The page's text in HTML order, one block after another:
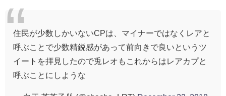
住民が少数しかいないCPは、マイナーではなくレアと
呼ぶことで少数精鋭感があって前向きで良いというツ
イートを拝見したので兎レオもこれからはレアカプと
呼ぶことにしような